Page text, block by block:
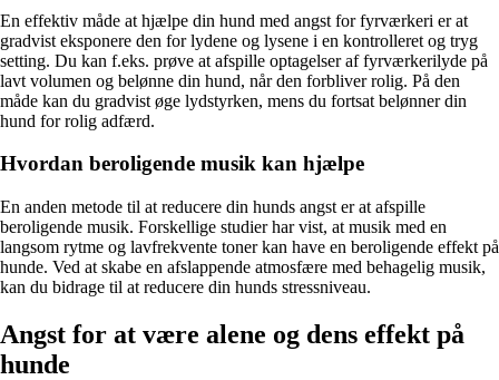
En effektiv måde at hjælpe din hund med angst for fyrværkeri er at
gradvist eksponere den for lydene og lysene i en kontrolleret og tryg
setting. Du kan f.eks. prøve at afspille optagelser af fyrværkerilyde på
lavt volumen og belønne din hund, når den forbliver rolig. På den
måde kan du gradvist øge lydstyrken, mens du fortsat belønner din
hund for rolig adfærd.
Hvordan beroligende musik kan hjælpe
En anden metode til at reducere din hunds angst er at afspille
beroligende musik. Forskellige studier har vist, at musik med en
langsom rytme og lavfrekvente toner kan have en beroligende effekt på
hunde. Ved at skabe en afslappende atmosfære med behagelig musik,
kan du bidrage til at reducere din hunds stressniveau.
Angst for at være alene og dens effekt på
hunde